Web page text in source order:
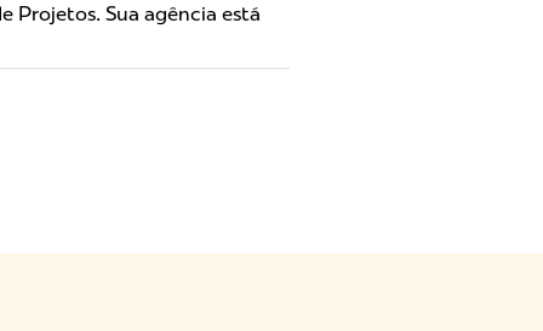
Projetos. Sua agência está